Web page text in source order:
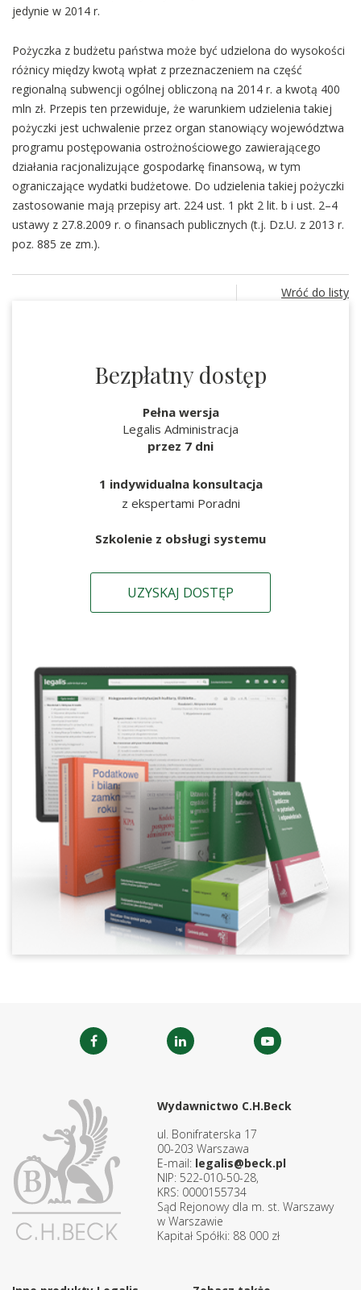
jedynie w 2014 r.
Pożyczka z budżetu państwa może być udzielona do wysokości
różnicy między kwotą wpłat z przeznaczeniem na część
regionalną subwencji ogólnej obliczoną na 2014 r. a kwotą 400
mln zł. Przepis ten przewiduje, że warunkiem udzielenia takiej
pożyczki jest uchwalenie przez organ stanowiący województwa
programu postępowania ostrożnościowego zawierającego
działania racjonalizujące gospodarkę finansową, w tym
ograniczające wydatki budżetowe. Do udzielenia takiej pożyczki
zastosowanie mają przepisy art. 224 ust. 1 pkt 2 lit. b i ust. 2–4
ustawy z 27.8.2009 r. o finansach publicznych (t.j. Dz.U. z 2013 r.
poz. 885 ze zm.).
Wróć do listy
Bezpłatny dostęp
Pełna wersja
Legalis Administracja
przez 7 dni
1 indywidualna konsultacja
z ekspertami Poradni
Szkolenie z obsługi systemu
UZYSKAJ DOSTĘP
Wydawnictwo C.H.Beck
ul. Bonifraterska 17
00-203 Warszawa
E-mail: legalis@beck.pl
NIP: 522-010-50-28,
KRS: 0000155734
Sąd Rejonowy dla m. st. Warszawy
w Warszawie
Kapitał Spółki: 88 000 zł